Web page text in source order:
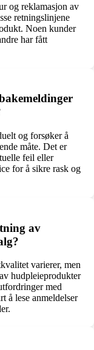
og reklamasjon av
retningslinjene
Noen kunder
har fått
og forsøker å
måte. Det er
feil eller
for å sikre rask og
av
varierer, men
hudpleieprodukter
med
å lese anmeldelser